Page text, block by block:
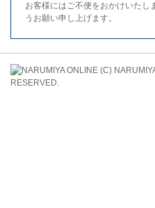
お客様にはご不便をおかけいたし
うお願い申し上げます。